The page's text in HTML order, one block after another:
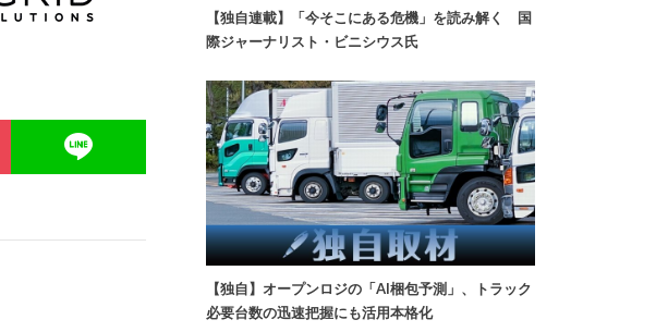
【独自連載】「今そこにある危機」を読み解く 国
際ジャーナリスト・ビニシウス氏
【独自】オープンロジの「AI梱包予測」、トラック
必要台数の迅速把握にも活用本格化